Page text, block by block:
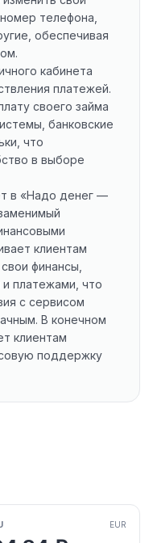
телефона,
обеспечивая
кабинета
платежей.
своего займа
банковские
что
в выборе
в «Надо денег —
клиентам
финансы,
платежами, что
с сервисом
В конечном
клиентам
поддержку
EUR